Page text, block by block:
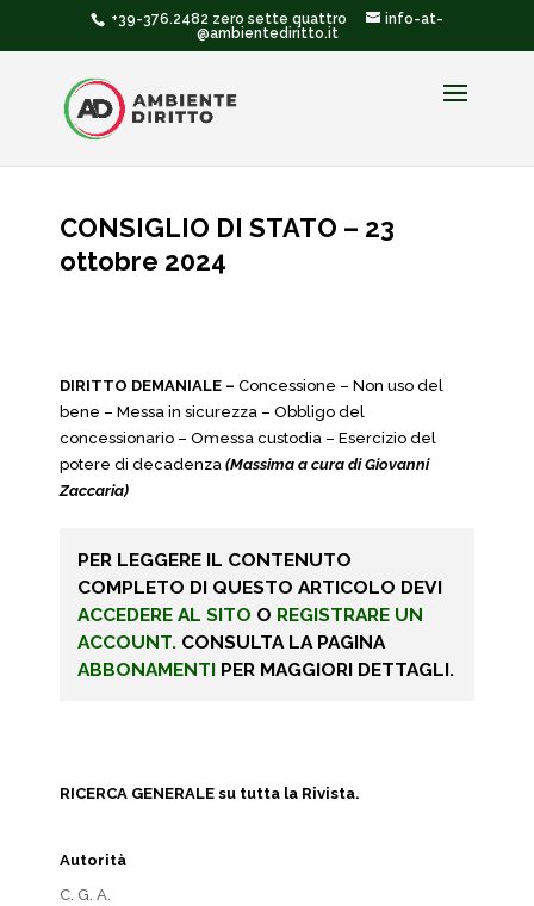
+39-376.2482 zero sette quattro
info-at-
@ambientediritto.it
CONSIGLIO DI STATO – 23
ottobre 2024
DIRITTO DEMANIALE – Concessione – Non uso del
bene – Messa in sicurezza – Obbligo del
concessionario – Omessa custodia – Esercizio del
potere di decadenza (Massima a cura di Giovanni
Zaccaria)
PER LEGGERE IL CONTENUTO
COMPLETO DI QUESTO ARTICOLO DEVI
ACCEDERE AL SITO O REGISTRARE UN
ACCOUNT. CONSULTA LA PAGINA
ABBONAMENTI PER MAGGIORI DETTAGLI.
RICERCA GENERALE su tutta la Rivista.
Autorità
C. G. A.